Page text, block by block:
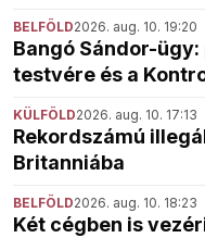
BELFÖLD2026. aug. 10. 19:20
Bangó Sándor-
testvére és a
KÜLFÖLD2026. aug. 10. 17:13
Rekordszámú
Britanniába
BELFÖLD2026. aug. 10. 18:23
Két cégben is